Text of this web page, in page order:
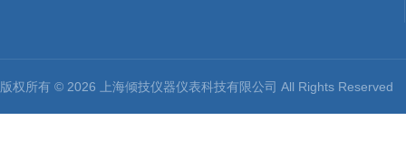
版权所有 © 2026 上海倾技仪器仪表科技有限公司 All Rights